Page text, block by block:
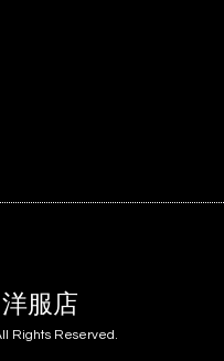
服店
Rights Reserved.